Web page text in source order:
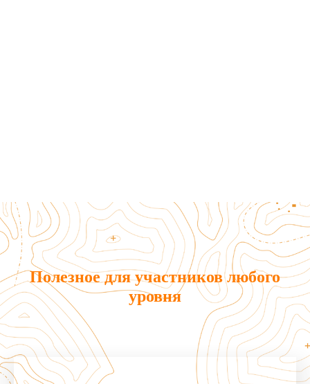
Полезное для участников любого
уровня